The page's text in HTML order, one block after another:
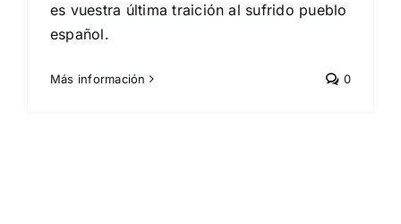
es vuestra última traición al sufrido pueblo
español.
Más información 0